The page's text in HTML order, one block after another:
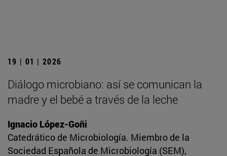
19 | 01 | 2026
Diálogo microbiano: así se comunican la
madre y el bebé a través de la leche
Ignacio López-Goñi
Catedrático de Microbiología. Miembro de la
Sociedad Española de Microbiología (SEM),